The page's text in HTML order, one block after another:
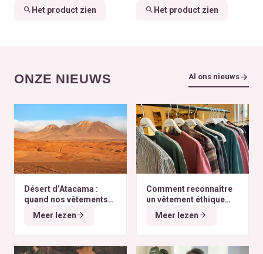
Het product zien Het product zien
ONZE NIEUWS Al ons nieuws
Désert d’Atacama :
quand nos vêtements
finissent à l’autre bout
du monde
Meer lezen
Comment reconnaître
un vêtement éthique
selon nos critères ?
Meer lezen